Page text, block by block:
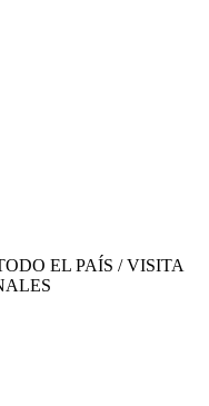
EL PAÍS / VISITA